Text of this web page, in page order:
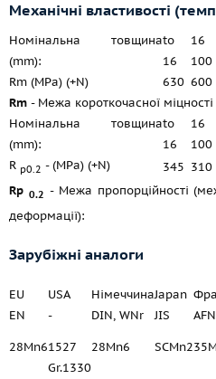
Механічні властивості
Номінальна товщина
(mm):
to
16
100
Rm (MPa) (+N)
630 600
Rm - Межа короткочасної міцності
Номінальна товщина
(mm):
to
16
100
R p0.2 - (MPa) (+N) 345 310
Rp 0.2 - Межа пропорційності
деформації):
Зарубіжні аналоги
EU
EN
USA
-
Німеччина
DIN, WNr
Japan
JIS
28Mn61527 28Mn6 SCMn2
Gr.1330